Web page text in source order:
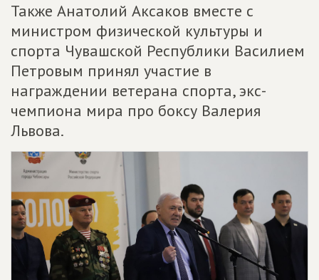
Также Анатолий Аксаков вместе с
министром физической культуры и
спорта Чувашской Республики Василием
Петровым принял участие в
награждении ветерана спорта, экс-
чемпиона мира про боксу Валерия
Львова.